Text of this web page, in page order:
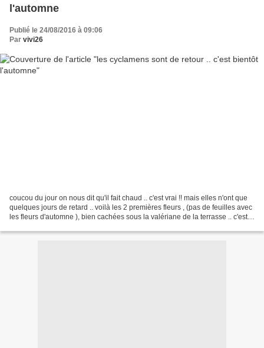
l'automne
Publié le 24/08/2016 à 09:06
Par vivi26
coucou du jour on nous dit qu'il fait chaud .. c'est vrai !! mais elles n'ont que
quelques jours de retard .. voilà les 2 premières fleurs , (pas de feuilles avec
les fleurs d'automne ), bien cachées sous la valériane de la terrasse .. c'est